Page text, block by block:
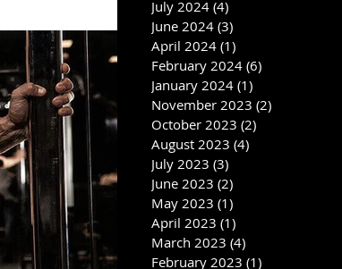
July 2024 (4)
June 2024 (3)
April 2024 (1)
February 2024 (6)
January 2024 (1)
November 2023 (2)
October 2023 (2)
August 2023 (4)
July 2023 (3)
June 2023 (2)
May 2023 (1)
April 2023 (1)
March 2023 (4)
February 2023 (1)